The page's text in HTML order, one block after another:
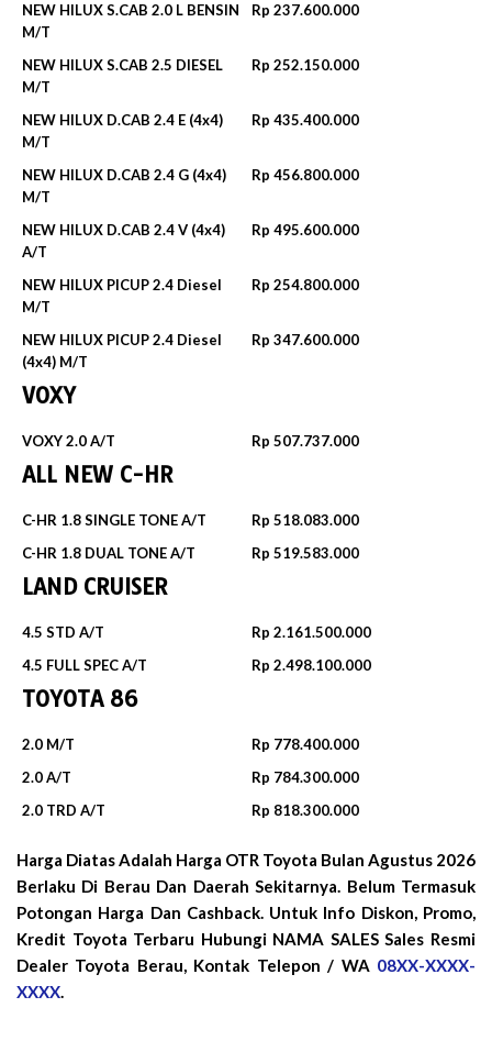
NEW HILUX S.CAB 2.0 L BENSIN
M/T
Rp 237.600.000
NEW HILUX S.CAB 2.5 DIESEL
M/T
Rp 252.150.000
NEW HILUX D.CAB 2.4 E (4x4)
M/T
Rp 435.400.000
NEW HILUX D.CAB 2.4 G (4x4)
M/T
Rp 456.800.000
NEW HILUX D.CAB 2.4 V (4x4)
A/T
Rp 495.600.000
NEW HILUX PICUP 2.4 Diesel
M/T
Rp 254.800.000
NEW HILUX PICUP 2.4 Diesel
(4x4) M/T
Rp 347.600.000
VOXY
VOXY 2.0 A/T Rp 507.737.000
ALL NEW C-HR
C-HR 1.8 SINGLE TONE A/T
Rp 518.083.000
C-HR 1.8 DUAL TONE A/T
Rp 519.583.000
LAND CRUISER
4.5 STD A/T
Rp 2.161.500.000
4.5 FULL SPEC A/T
Rp 2.498.100.000
TOYOTA 86
2.0 M/T
Rp 778.400.000
2.0 A/T
Rp 784.300.000
2.0 TRD A/T
Rp 818.300.000
Harga Diatas Adalah Harga OTR Toyota Bulan Agustus 2026
Berlaku Di Berau Dan Daerah Sekitarnya. Belum Termasuk
Potongan Harga Dan Cashback. Untuk Info Diskon, Promo,
Kredit Toyota Terbaru Hubungi NAMA SALES Sales Resmi
Dealer Toyota Berau, Kontak Telepon / WA 08XX-XXXX-
XXXX.